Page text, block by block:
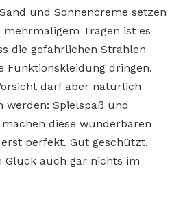
und Sonnencreme setzen
mehrmaligem Tragen ist es
die gefährlichen Strahlen
Funktionskleidung dringen.
darf aber natürlich
werden: Spielspaß und
diese wunderbaren
perfekt. Gut geschützt,
auch gar nichts im